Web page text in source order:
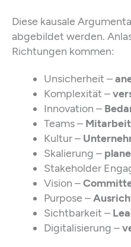
Diese kausale
abgebildet werden.
Richtungen kommen:
Unsicherheit –
Komplexität –
Innovation –
Teams –
Kultur –
Skalierung –
Stakeholder
Vision –
Purpose –
Sichtbarkeit –
Digitalisierung –